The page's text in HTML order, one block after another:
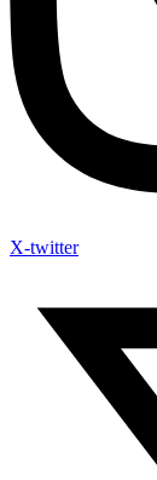
X-twitter